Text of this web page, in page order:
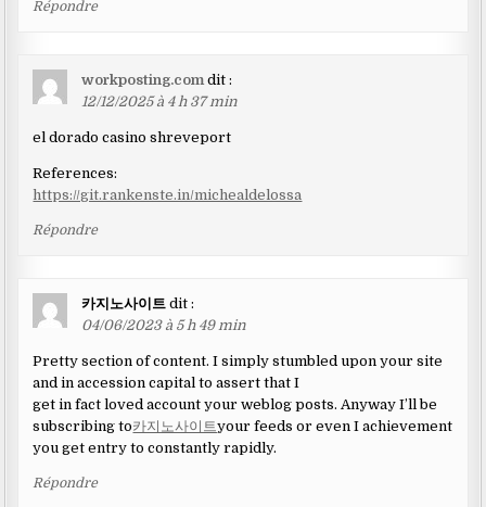
Répondre
workposting.com dit :
12/12/2025 à 4 h 37 min
el dorado casino shreveport
References:
https://git.rankenste.in/michealdelossa
Répondre
카지노사이트 dit :
04/06/2023 à 5 h 49 min
Pretty section of content. I simply stumbled upon your site
and in accession capital to assert that I
get in fact loved account your weblog posts. Anyway I’ll be
subscribing to카지노사이트your feeds or even I achievement
you get entry to constantly rapidly.
Répondre